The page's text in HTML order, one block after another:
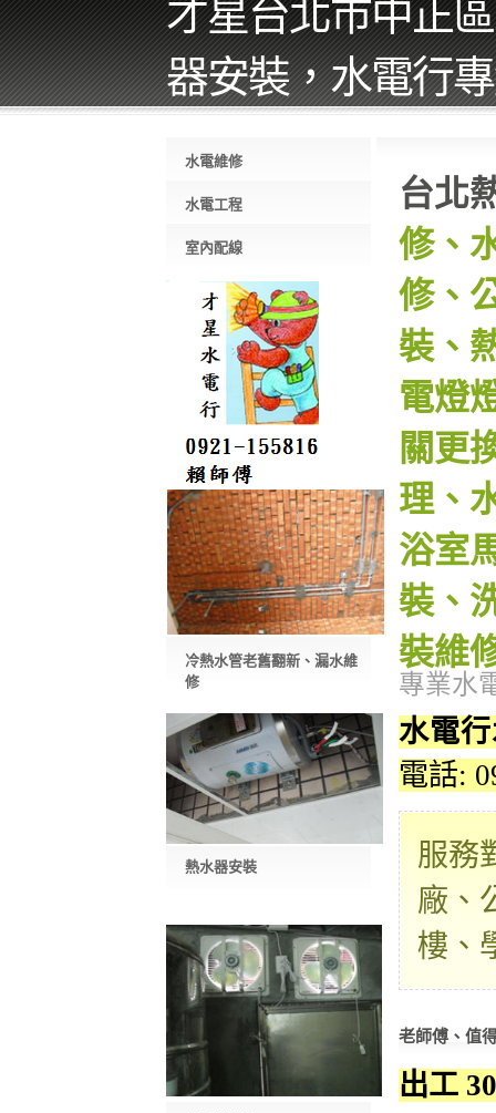
才星台北市中正
器安裝，水電行
水電維修
水電工程
室內配線
冷熱水管老舊翻新、漏水維
修
熱水器安裝
台北
修、
修、
裝、
電燈
關更
理、
浴室
裝、
裝維
專業水
水電
電話:
服務
廠、
樓、
老師傅、值
出工